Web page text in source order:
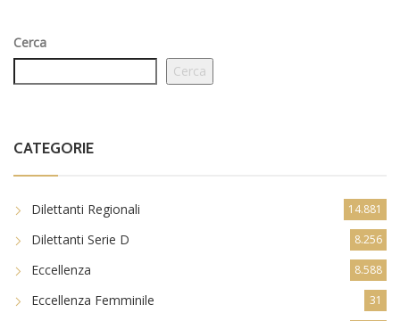
Cerca
Cerca
CATEGORIE
Dilettanti Regionali 14.881
Dilettanti Serie D 8.256
Eccellenza 8.588
Eccellenza Femminile 31